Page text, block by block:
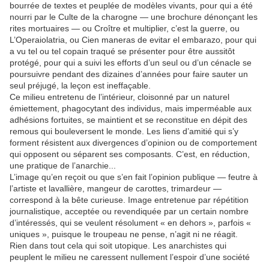
bourrée de textes et peuplée de modèles vivants, pour qui a été
nourri par le Culte de la charogne — une brochure dénonçant les
rites mortuaires — ou Croître et multiplier, c’est la guerre, ou
L’Operaiolatria, ou Cien maneras de evitar el embarazo, pour qui
a vu tel ou tel copain traqué se présenter pour être aussitôt
protégé, pour qui a suivi les efforts d’un seul ou d’un cénacle se
poursuivre pendant des dizaines d’années pour faire sauter un
seul préjugé, la leçon est ineffaçable.
Ce milieu entretenu de l’intérieur, cloisonné par un naturel
émiettement, phagocytant des individus, mais imperméable aux
adhésions fortuites, se maintient et se reconstitue en dépit des
remous qui bouleversent le monde. Les liens d’amitié qui s’y
forment résistent aux divergences d’opinion ou de comportement
qui opposent ou séparent ses composants. C’est, en réduction,
une pratique de l’anarchie...
L’image qu’en reçoit ou que s’en fait l’opinion publique — feutre à
l’artiste et lavallière, mangeur de carottes, trimardeur —
correspond à la bête curieuse. Image entretenue par répétition
journalistique, acceptée ou revendiquée par un certain nombre
d’intéressés, qui se veulent résolument « en dehors », parfois «
uniques », puisque le troupeau ne pense, n’agit ni ne réagit.
Rien dans tout cela qui soit utopique. Les anarchistes qui
peuplent le milieu ne caressent nullement l’espoir d’une société